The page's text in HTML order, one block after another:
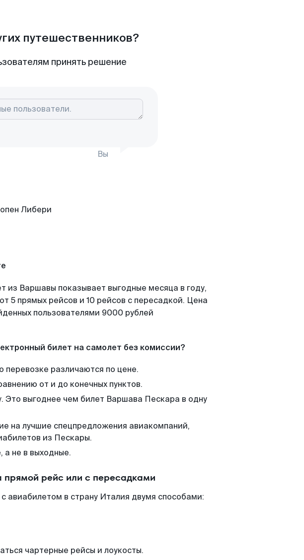
путешественников?
принять решение
Вы
из Варшавы показывает выгодные месяца в году,
5 прямых рейсов и 10 рейсов с пересадкой. Цена
пользователями 9000 рублей
билет на самолет без комиссии?
перевозке различаются по цене.
от и до конечных пунктов.
Это выгоднее чем билет Варшава Пескара в одну
на лучшие спецпредложения авиакомпаний,
из Пескары.
а не в выходные.
рейс или с пересадками
авиабилетом в страну Италия двумя способами:
чартерные рейсы и лоукосты.